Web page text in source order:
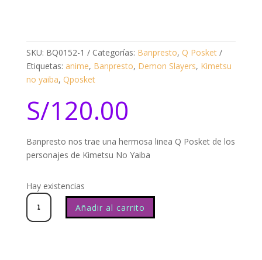
SKU: BQ0152-1 Categorías: Banpresto, Q Posket
Etiquetas: anime, Banpresto, Demon Slayers, Kimetsu
no yaiba, Qposket
S/120.00
Banpresto nos trae una hermosa linea Q Posket de los
personajes de Kimetsu No Yaiba
Hay existencias
Banpresto
Q
Posket
KNY(Demon
Slayers)
Inosuke
Hashibira
cantidad Añadir al carrito